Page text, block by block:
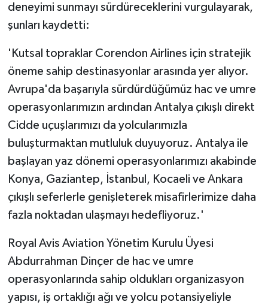
deneyimi sunmayı sürdüreceklerini vurgulayarak,
şunları kaydetti:
'Kutsal topraklar Corendon Airlines için stratejik
öneme sahip destinasyonlar arasında yer alıyor.
Avrupa'da başarıyla sürdürdüğümüz hac ve umre
operasyonlarımızın ardından Antalya çıkışlı direkt
Cidde uçuşlarımızı da yolcularımızla
buluşturmaktan mutluluk duyuyoruz. Antalya ile
başlayan yaz dönemi operasyonlarımızı akabinde
Konya, Gaziantep, İstanbul, Kocaeli ve Ankara
çıkışlı seferlerle genişleterek misafirlerimize daha
fazla noktadan ulaşmayı hedefliyoruz.'
Royal Avis Aviation Yönetim Kurulu Üyesi
Abdurrahman Dinçer de hac ve umre
operasyonlarında sahip oldukları organizasyon
yapısı, iş ortaklığı ağı ve yolcu potansiyeliyle